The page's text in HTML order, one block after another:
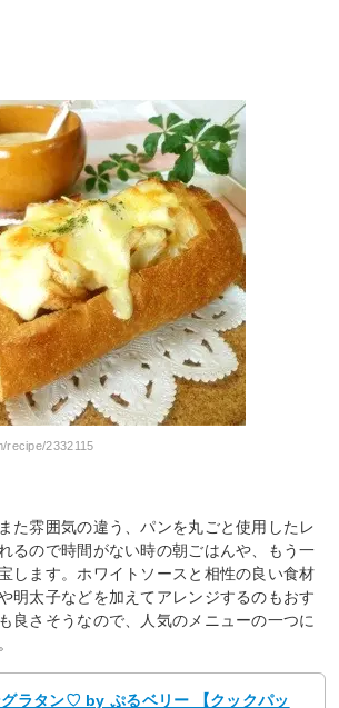
recipe/2332115
た雰囲気の違う、パンを丸ごと使用したレ
るので時間がない時の朝ごはんや、もう一
します。ホワイトソースと相性の良い食材
明太子などを加えてアレンジするのもおす
良さそうなので、人気のメニューの一つに
ラタン♡ by ぷるベリー 【クックパッ